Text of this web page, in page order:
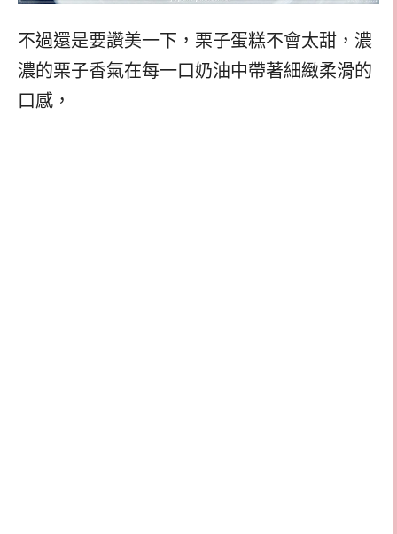
不過還是要讚美一下，栗子蛋糕不會太甜，濃
濃的栗子香氣在每一口奶油中帶著細緻柔滑的
口感，